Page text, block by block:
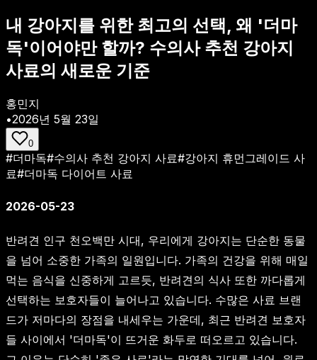
내 강아지를 위한 최고의 선택, 왜 '더마
독'이어야만 할까? 수의사 추천 강아지
사료의 새로운 기준
홍민지
•2026년 5월 23일
0
#더마독#수의사 추천 강아지 사료#강아지 휴먼그레이드 사
료#더마독 다이어트 사료
2026-05-23
반려견 인구 천오백만 시대, 우리에게 강아지는 단순한 동물
을 넘어 소중한 가족의 일원입니다. 가족의 건강을 위해 매일
먹는 음식을 신중하게 고르듯, 반려견의 식사 또한 까다롭게
선택하는 보호자들이 늘어나고 있습니다. 수많은 사료 브랜
드가 저마다의 장점을 내세우는 가운데, 최근 반려견 보호자
들 사이에서 '더마독'이 뜨거운 화두로 떠오르고 있습니다.